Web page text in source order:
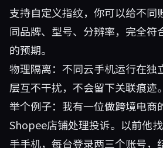
支持自定义指纹，你可以给不同
同品牌、型号、分辨率，完全
的预期。
物理隔离：不同云手机运行在独
层互不干扰，不会留下关联痕迹。
举个例子：我有一位做跨境电商
Shopee店铺处理投诉。以前他
手手机，每台登录两三个账号，